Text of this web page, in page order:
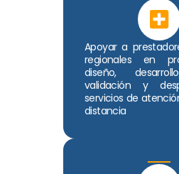
Apoyar a
regionales en
diseño,
validación y
servicios de
distancia